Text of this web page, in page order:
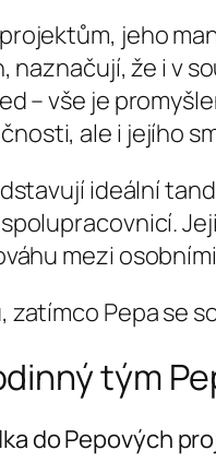
jeho
že i v
– vše je
ale i jejího
ideální
mezi
Pepa se
tým
do Pepových